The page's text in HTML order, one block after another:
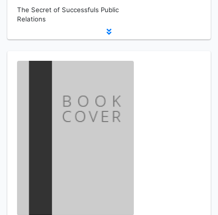
The Secret of Successfuls Public
Relations